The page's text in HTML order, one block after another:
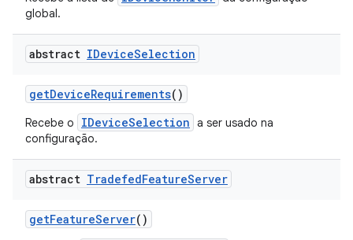
global.
abstract IDeviceSelection
getDeviceRequirements()
Recebe o IDeviceSelection a ser usado na
configuração.
abstract TradefedFeatureServer
getFeatureServer()